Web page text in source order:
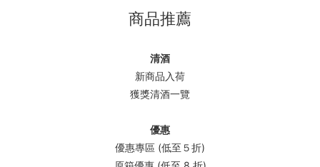
商品推薦
清酒
新商品入荷
獲獎清酒一覽
優惠
優惠專區 (低至５折)